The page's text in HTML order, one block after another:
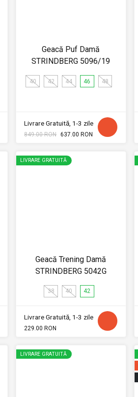
Geacă Puf Damă
STRINDBERG 5096/19
40 42 44 46 48
Livrare Gratuită, 1-3 zile
849.00 RON 637.00 RON
LIVRARE GRATUITĂ
Geacă Trening Damă
STRINDBERG 5042G
38 40 42
Livrare Gratuită, 1-3 zile
229.00 RON
LIVRARE GRATUITĂ